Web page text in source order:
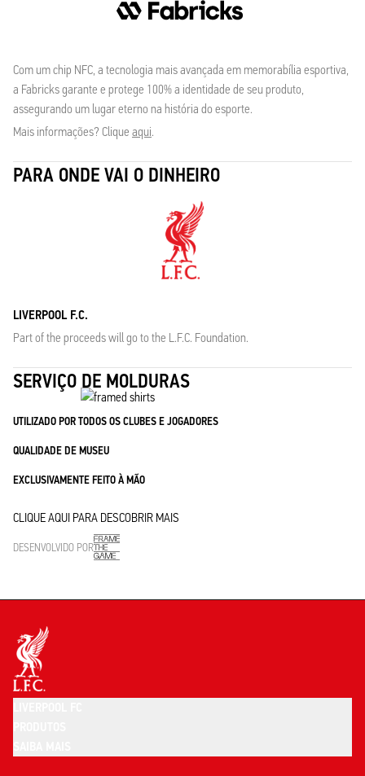
Com um chip NFC, a tecnologia mais avançada em memorabília esportiva,
a Fabricks garante e protege 100% a identidade de seu produto,
assegurando um lugar eterno na história do esporte.
Mais informações? Clique aqui.
PARA ONDE VAI O DINHEIRO
LIVERPOOL F.C.
Part of the proceeds will go to the L.F.C. Foundation.
SERVIÇO DE MOLDURAS
UTILIZADO POR TODOS OS CLUBES E JOGADORES
QUALIDADE DE MUSEU
EXCLUSIVAMENTE FEITO À MÃO
CLIQUE AQUI PARA DESCOBRIR MAIS
DESENVOLVIDO POR